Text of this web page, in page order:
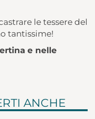
le tessere del
tantissime!
e nelle
ANCHE